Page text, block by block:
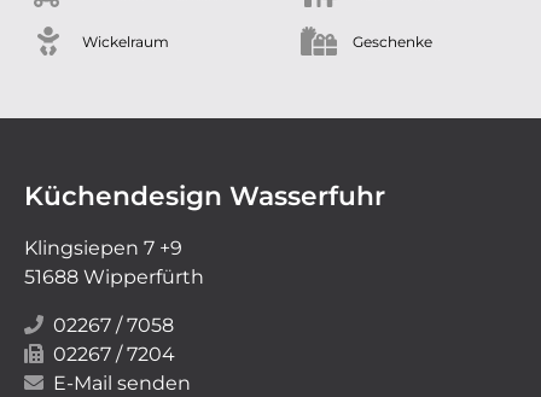
Wickelraum Geschenke
Küchendesign Wasserfuhr
Klingsiepen 7 +9
51688 Wipperfürth
02267 / 7058
02267 / 7204
E-Mail senden